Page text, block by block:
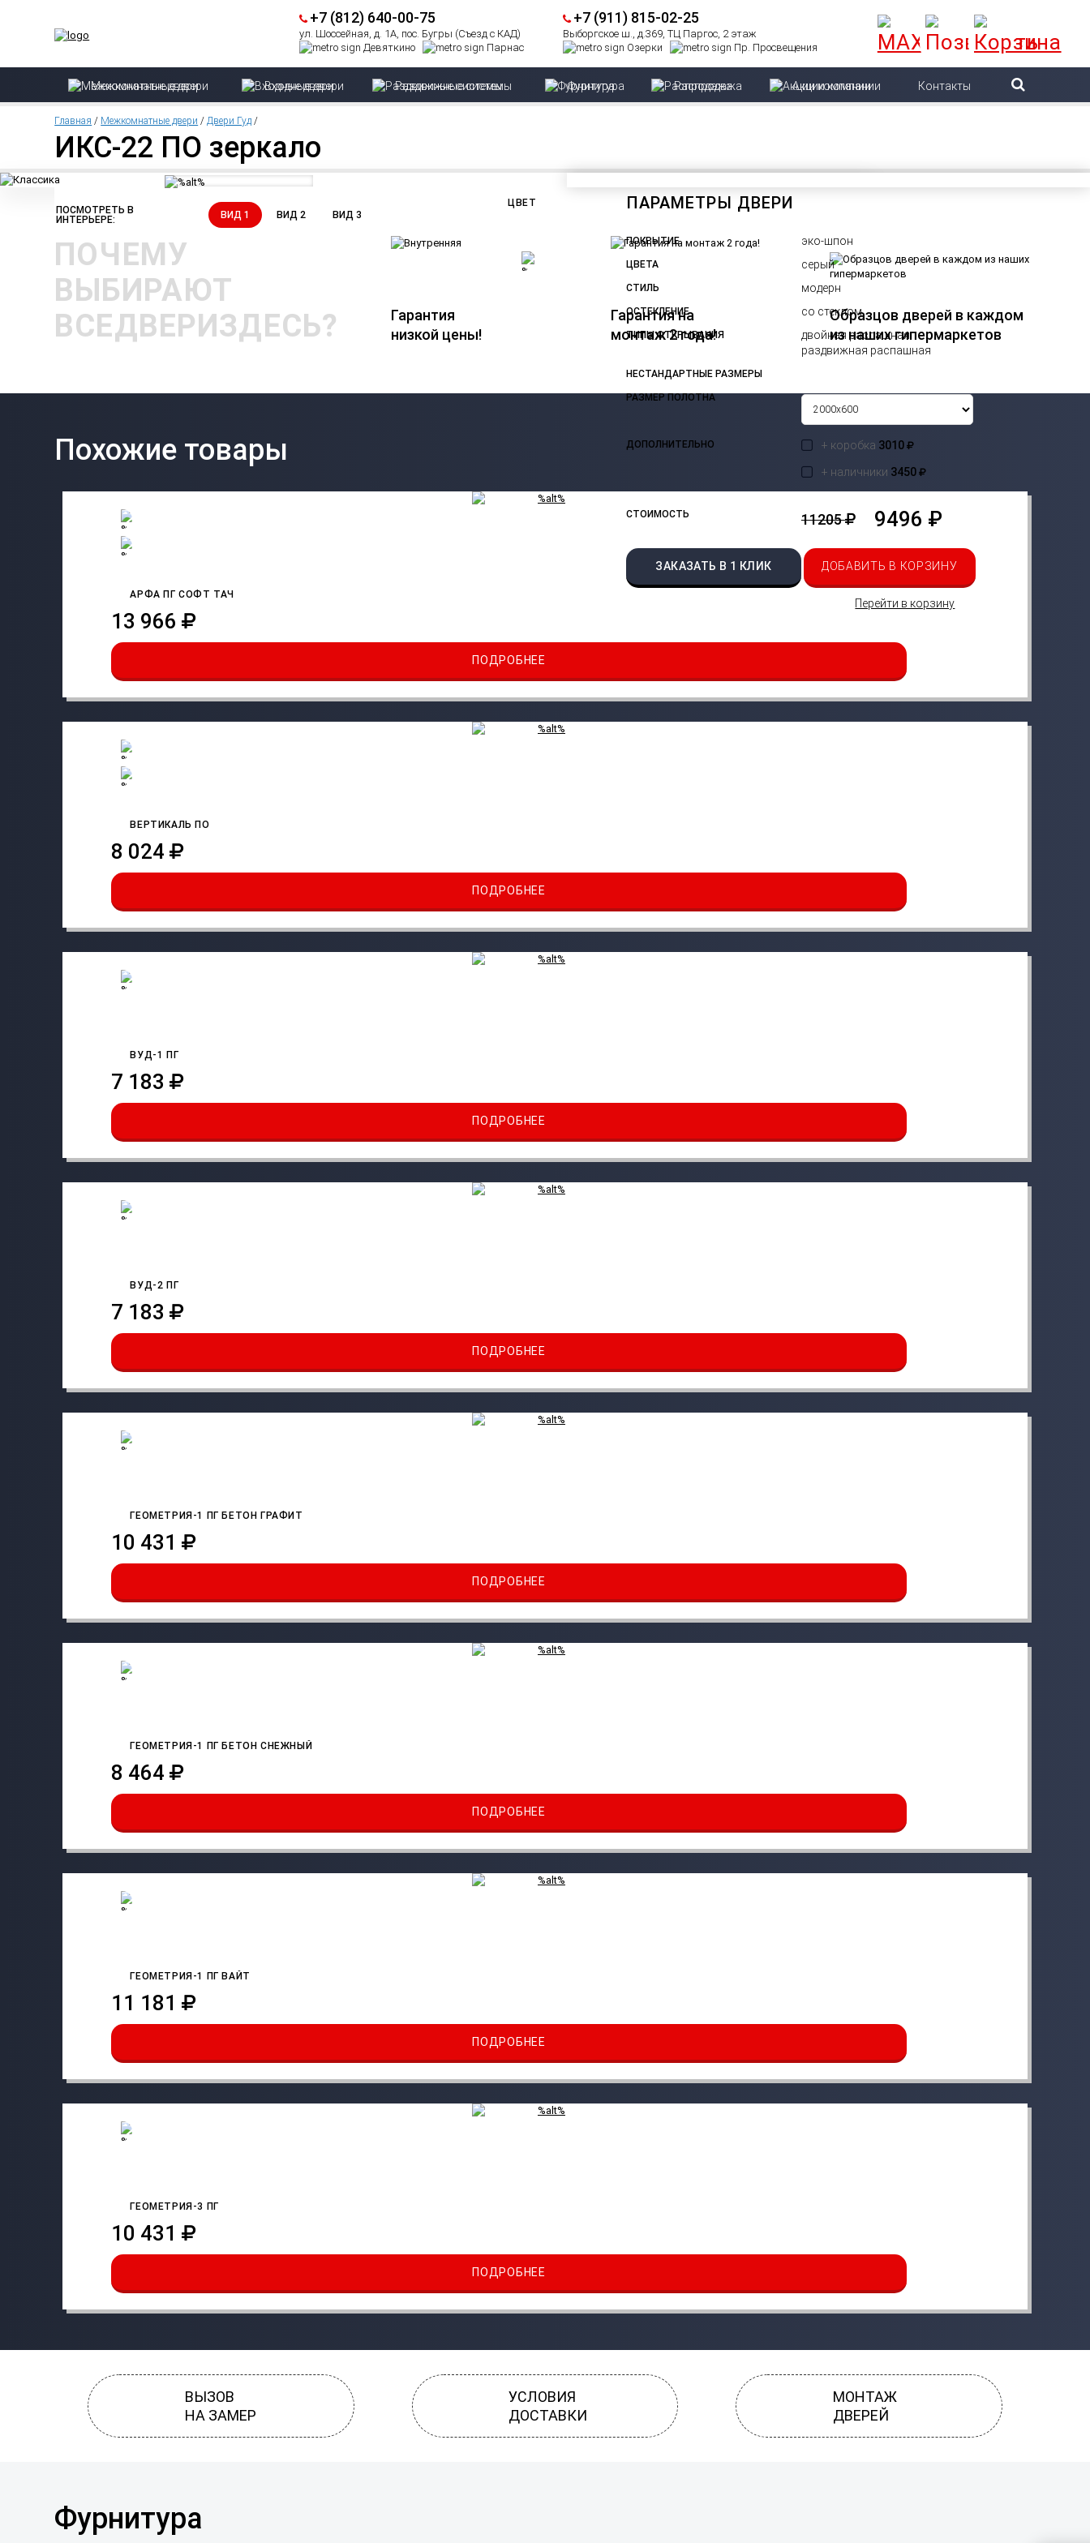
+7 (812) 640-00-75
ул. Шоссейная, д. 1А, пос. Бугры (Съезд с КАД)
Девяткино
Парнас
+7 (911) 815-02-25
Выборгское ш., д.369, ТЦ Паргос, 2 этаж
Озерки
Пр. Просвещения
Межкомнатные двери Входные двери Раздвижные системы Фурнитура Распродажа Акции компании Контакты
Главная / Межкомнатные двери /Двери Гуд /
ИКС-22 ПО зеркало
ПОСМОТРЕТЬ В
ИНТЕРЬЕРЕ:
ВИД 1 ВИД 2 ВИД 3
ЦВЕТ ПАРАМЕТРЫ ДВЕРИ
ПОКРЫТИЕ эко-шпон
ЦВЕТА серый
СТИЛЬ модерн
ОСТЕКЛЕНИЕ со стеклом
ТИПЫ ОТКРЫВАНИЯ
двойная распашная
раздвижная распашная
НЕСТАНДАРТНЫЕ РАЗМЕРЫ
РАЗМЕР ПОЛОТНА
ДОПОЛНИТЕЛЬНО + коробка 3010
+ наличники 3450
СТОИМОСТЬ 11205 9496 ₽
ЗАКАЗАТЬ В 1 КЛИК ДОБАВИТЬ В КОРЗИНУ
Перейти в корзину
ПОЧЕМУ
ВЫБИРАЮТ
ВСЕДВЕРИЗДЕСЬ?
Гарантия
низкой цены!
Гарантия на
монтаж 2 года!
Образцов дверей в каждом
из наших гипермаркетов
Похожие товары
АРФА ПГ СОФТ ТАЧ
13 966
ПОДРОБНЕЕ
ВЕРТИКАЛЬ ПО
8 024
ПОДРОБНЕЕ
ВУД-1 ПГ
7 183
ПОДРОБНЕЕ
ВУД-2 ПГ
7 183
ПОДРОБНЕЕ
ГЕОМЕТРИЯ-1 ПГ БЕТОН ГРАФИТ
10 431
ПОДРОБНЕЕ
ГЕОМЕТРИЯ-1 ПГ БЕТОН СНЕЖНЫЙ
8 464
ПОДРОБНЕЕ
ГЕОМЕТРИЯ-1 ПГ ВАЙТ
11 181
ПОДРОБНЕЕ
ГЕОМЕТРИЯ-3 ПГ
10 431
ПОДРОБНЕЕ
ВЫЗОВ
НА ЗАМЕР
УСЛОВИЯ
ДОСТАВКИ
МОНТАЖ
ДВЕРЕЙ
Фурнитура